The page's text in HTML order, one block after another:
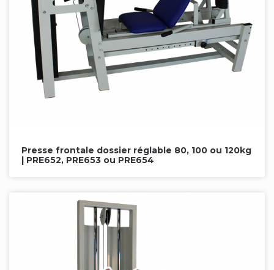
Presse frontale dossier réglable 80, 100 ou 120kg
| PRE652, PRE653 ou PRE654